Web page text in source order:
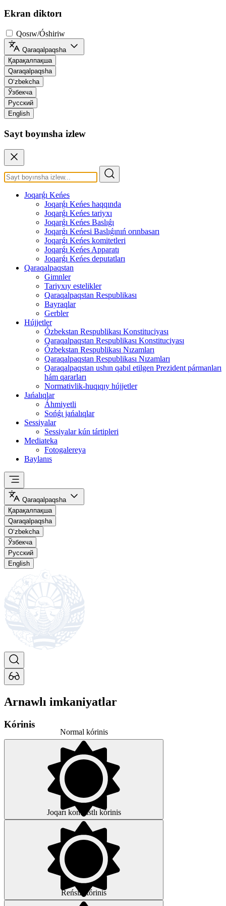
Ekran diktorı
Qosıw/Óshiriw
Qaraqalpaqsha
Қарақалпақша
Qaraqalpaqsha
O‘zbekcha
Ўзбекча
Русский
English
Sayt boyınsha izlew
Joqarǵı Keńes
Joqarǵı Keńes haqqında
Joqarǵı Keńes tariyxı
Joqarǵı Keńes Baslıǵı
Joqarǵı Keńesi Baslıǵınıń orınbasarı
Joqarǵı Keńes komitetleri
Joqarǵı Keńes Apparatı
Joqarǵı Keńes deputatları
Qaraqalpaqstan
Gimnler
Tariyxıy estelikler
Qaraqalpaqstan Respublikası
Bayraqlar
Gerbler
Hújjetler
Ózbekstan Respublikası Konstituciyası
Qaraqalpaqstan Respublikası Konstituciyası
Ózbekstan Respublikası Nızamları
Qaraqalpaqstan Respublikası Nızamları
Qaraqalpaqstan ushın qabıl etilgen Prezident pármanları
hám qararları
Normativlik-huqıqıy hújjetler
Jańalıqlar
Áhmiyetli
Sońǵı jańalıqlar
Sessiyalar
Sessiyalar kún tártipleri
Mediateka
Fotogalereya
Baylanıs
Qaraqalpaqsha
Қарақалпақша
Qaraqalpaqsha
O‘zbekcha
Ўзбекча
Русский
English
Arnawlı imkaniyatlar
Kórinis
Normal kórinis
Joqarı kontrastlı kórinis
Reńsiz kórinis